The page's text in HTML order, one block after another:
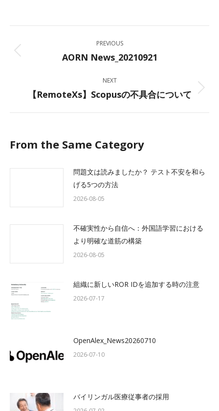
Facebook
X
LinkedInWhatsApp
navigation
PREVIOUS
Previous
AORN News_20210921
NEXT
Next
【RemoteXs】Scopusの不具合について
From the Same Category
問題文は読みましたか？ テスト不安を和ら
げる5つの方法
2026-08-05
不確実性から自信へ：外国語学習における
より明確な道筋の構築
2026-08-05
組織に新しいROR IDを追加する時の注意
2026-07-17
OpenAlex_News20260710
2026-07-10
バイリンガル医療従事者の採用